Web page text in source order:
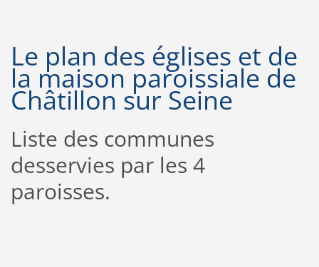
Le plan des églises et de
la maison paroissiale de
Châtillon sur Seine
Liste des communes
desservies par les 4
paroisses.